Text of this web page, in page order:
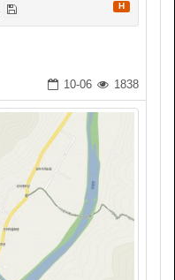
H
10-06 1838